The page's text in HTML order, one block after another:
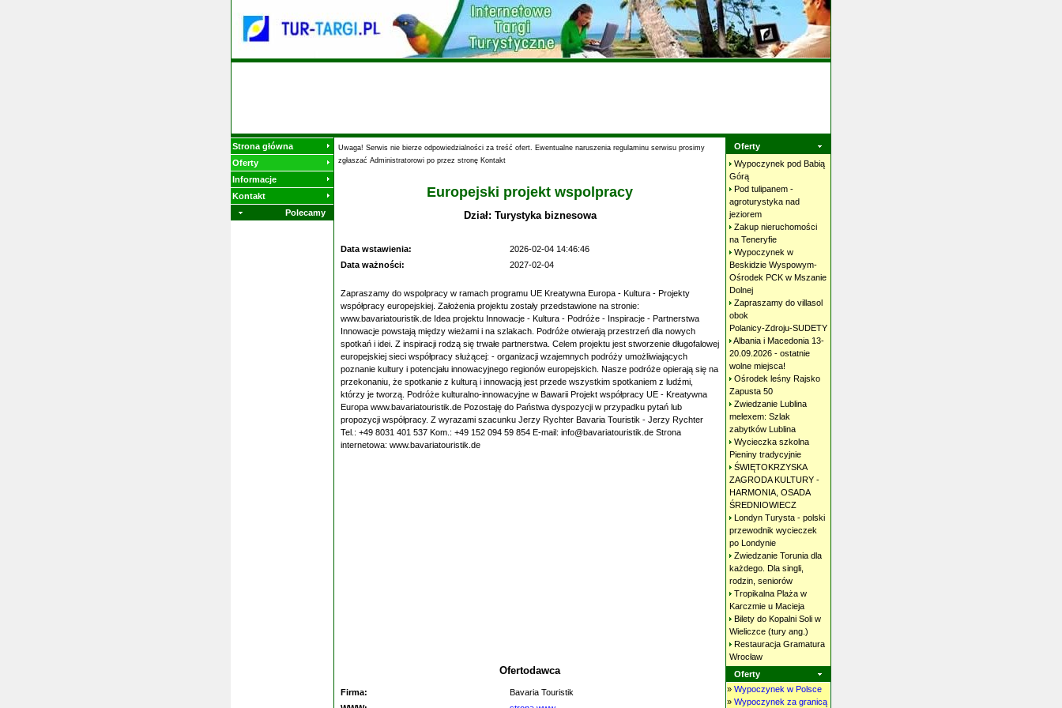
Strona główna
Oferty
Informacje
Kontakt
Polecamy
Uwaga! Serwis nie bierze odpowiedzialności za treść ofert. Ewentualne naruszenia regulaminu serwisu prosimy
zgłaszać Administratorowi po przez stronę Kontakt
Europejski projekt wspolpracy
Dział: Turystyka biznesowa
Data wstawienia:
2026-02-04 14:46:46
Data ważności:
2027-02-04
Zapraszamy do wspolpracy w ramach programu UE Kreatywna Europa - Kultura - Projekty
współpracy europejskiej. Założenia projektu zostały przedstawione na stronie:
www.bavariatouristik.de Idea projektu Innowacje - Kultura - Podróże - Inspiracje - Partnerstwa
Innowacje powstają między wieżami i na szlakach. Podróże otwierają przestrzeń dla nowych
spotkań i idei. Z inspiracji rodzą się trwałe partnerstwa. Celem projektu jest stworzenie długofalowej
europejskiej sieci współpracy służącej: - organizacji wzajemnych podróży umożliwiających
poznanie kultury i potencjału innowacyjnego regionów europejskich. Nasze podróże opierają się na
przekonaniu, że spotkanie z kulturą i innowacją jest przede wszystkim spotkaniem z ludźmi,
którzy je tworzą. Podróże kulturalno-innowacyjne w Bawarii Projekt współpracy UE - Kreatywna
Europa www.bavariatouristik.de Pozostaję do Państwa dyspozycji w przypadku pytań lub
propozycji współpracy. Z wyrazami szacunku Jerzy Rychter Bavaria Touristik - Jerzy Rychter
Tel.: +49 8031 401 537 Kom.: +49 152 094 59 854 E-mail: info@bavariatouristik.de Strona
internetowa: www.bavariatouristik.de
Ofertodawca
Firma:
Bavaria Touristik
Oferty
Wypoczynek pod Babią
Górą
Pod tulipanem -
agroturystyka nad
jeziorem
Zakup nieruchomości
na Teneryfie
Wypoczynek w
Beskidzie Wyspowym-
Ośrodek PCK w Mszanie
Dolnej
Zapraszamy do villasol
obok
Polanicy-Zdroju-SUDETY
Albania i Macedonia 13-
20.09.2026 - ostatnie
wolne miejsca!
Ośrodek leśny Rajsko
Zapusta 50
Zwiedzanie Lublina
melexem: Szlak
zabytków Lublina
Wycieczka szkolna
Pieniny tradycyjnie
ŚWIĘTOKRZYSKA
ZAGRODA KULTURY -
HARMONIA, OSADA
ŚREDNIOWIECZ
Londyn Turysta - polski
przewodnik wycieczek
po Londynie
Zwiedzanie Torunia dla
każdego. Dla singli,
rodzin, seniorów
Tropikalna Plaża w
Karczmie u Macieja
Bilety do Kopalni Soli w
Wieliczce (tury ang.)
Restauracja Gramatura
Wrocław
Oferty
» Wypoczynek w Polsce
» Wypoczynek za granicą